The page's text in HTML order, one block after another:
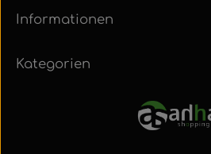
Informationen
Kategorien